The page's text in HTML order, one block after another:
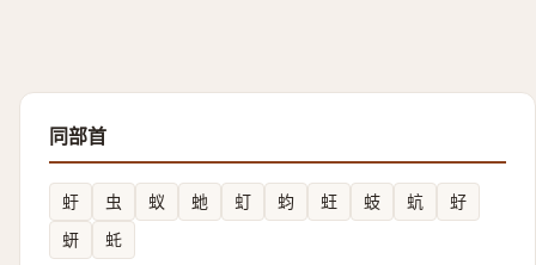
同部首
虶 虫 蚁 虵 虰 蚐 蚟 蚑 蚢
虸
蚈
虴